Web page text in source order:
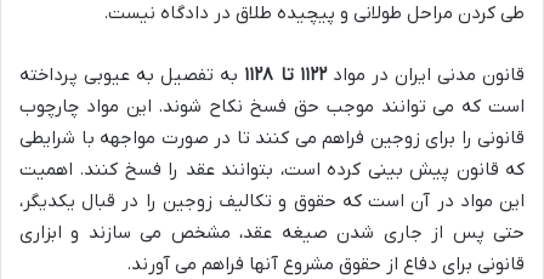
طی کردن مراحل طولانی و پیچیده طلاق در دادگاه نیست.
قانون مدنی ایران در مواد۱۱۲۲ تا ۱۱۲۸
به تفصیل به عیوبی پرداخته
است که می توانند موجب حق فسخ نکاح شوند. این مواد چارچوب
قانونی را برای زوجین فراهم می کنند تا در صورت مواجهه با شرایطی
که قانون پیش بینی کرده است، بتوانند عقد را فسخ کنند. اهمیت
این مواد در آن است که حقوق و تکالیف زوجین را در قبال یکدیگر،
حتی پس از جاری شدن صیغه عقد، مشخص می سازند و ابزاری
قانونی برای دفاع از حقوق مشروع آنها فراهم می آورند.